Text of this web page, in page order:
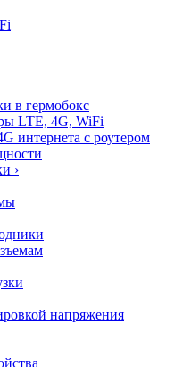
в гермобокс
LTE, 4G, WiFi
интернета с роутером
›
напряжения